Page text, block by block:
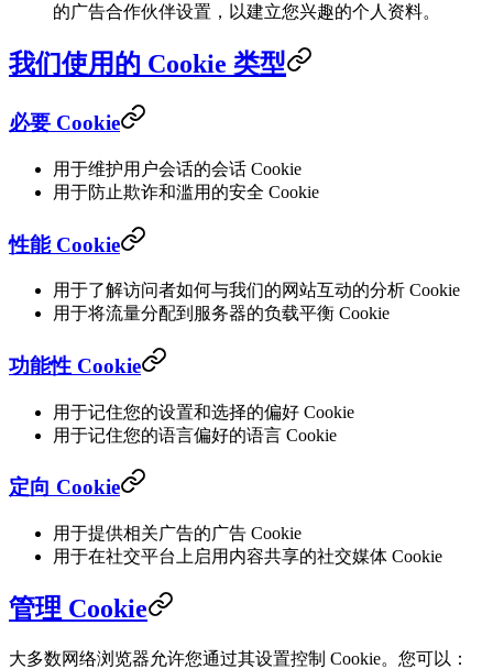
的广告合作伙伴设置，以建立您兴趣的个人资料。
我们使用的 Cookie 类型
必要 Cookie
用于维护用户会话的会话 Cookie
用于防止欺诈和滥用的安全 Cookie
性能 Cookie
用于了解访问者如何与我们的网站互动的分析 Cookie
用于将流量分配到服务器的负载平衡 Cookie
功能性 Cookie
用于记住您的设置和选择的偏好 Cookie
用于记住您的语言偏好的语言 Cookie
定向 Cookie
用于提供相关广告的广告 Cookie
用于在社交平台上启用内容共享的社交媒体 Cookie
管理 Cookie
大多数网络浏览器允许您通过其设置控制 Cookie。您可以：